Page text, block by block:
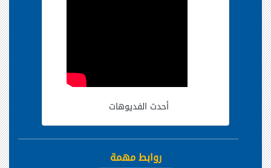
أحدث الفديوهات
روابط مهمة